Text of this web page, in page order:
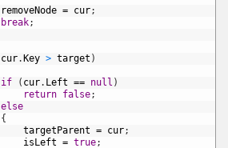
removeNode = cur;
break;
cur. Key > target )
if
( cur. Left == null )
return false;
else
{
targetParent = cur;
isLeft = true;